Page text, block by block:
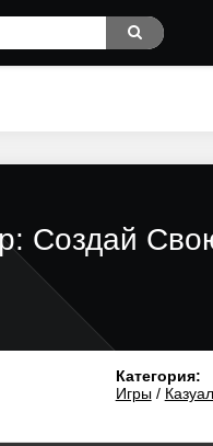
Создай
Категория:
Игры/